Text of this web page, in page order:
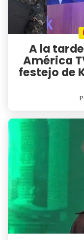
A la
América
festejo de